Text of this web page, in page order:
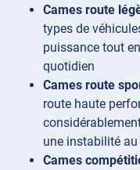
Cames route
types de
puissance tout
quotidien
Cames route
route haute
une instabilité
Cames